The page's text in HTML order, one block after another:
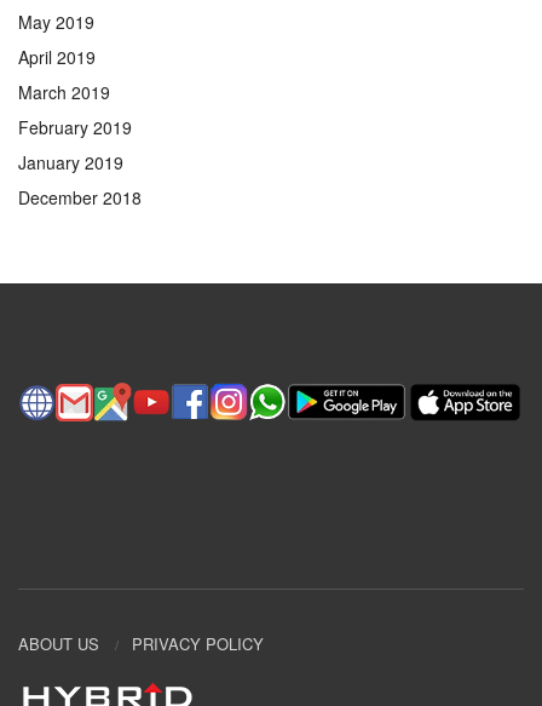
May 2019
April 2019
March 2019
February 2019
January 2019
December 2018
ABOUT US PRIVACY POLICY